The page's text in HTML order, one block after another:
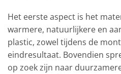
Het eerste aspect is het
warmere, natuurlijkere en
plastic, zowel tijdens de
eindresultaat. Bovendien
op zoek zijn naar